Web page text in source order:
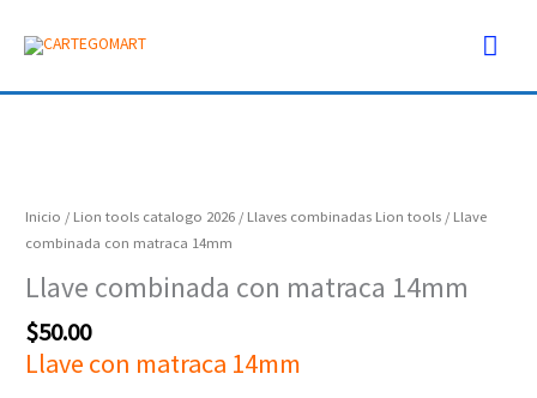
Inicio / Lion tools catalogo 2026 / Llaves combinadas Lion tools / Llave
combinada con matraca 14mm
Llave combinada con matraca 14mm
$50.00
Llave con matraca 14mm
con
matraca
cantidad